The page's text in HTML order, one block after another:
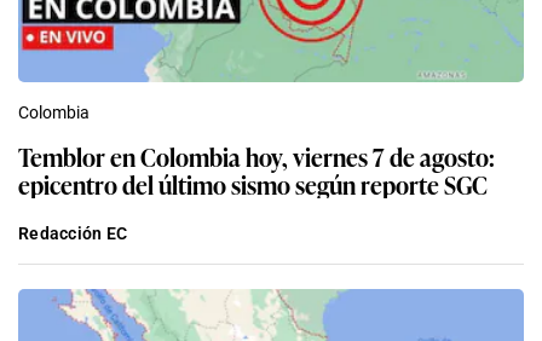
Colombia
Temblor en Colombia hoy, viernes 7 de agosto:
epicentro del último sismo según reporte SGC
Redacción EC